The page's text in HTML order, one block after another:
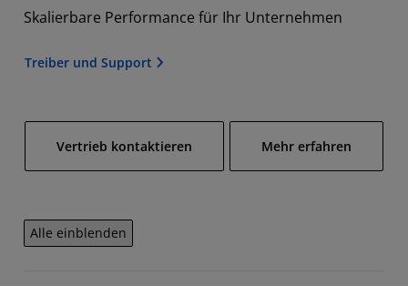
Skalierbare Performance für Ihr Unternehmen
Treiber und Support
Vertrieb kontaktieren Mehr erfahren
Alle einblenden